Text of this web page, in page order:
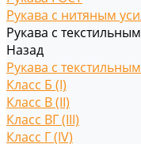
Рукава с нитяным
Рукава с
Назад
Рукава с
Класс Б (I)
Класс В (II)
Класс ВГ (III)
Класс Г (IV)